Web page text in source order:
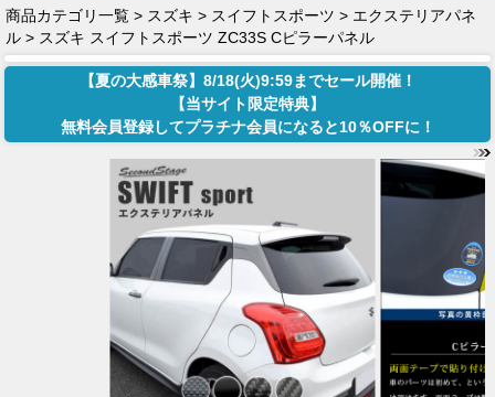
商品カテゴリ一覧 > スズキ > スイフトスポーツ > エクステリアパネ
ル > スズキ スイフトスポーツ ZC33S Cピラーパネル
【夏の大感車祭】8/18(火)9:59までセール開催！
【当サイト限定特典】
無料会員登録してプラチナ会員になると10％OFFに！